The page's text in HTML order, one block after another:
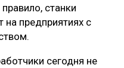
станки
предприятиях с
сегодня не